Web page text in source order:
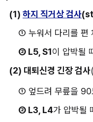
(1) 하지 직거상 검사
① 누워서 다리를 편
② L5, S1이 압박될
(2) 대퇴신경 긴장 검사
① 엎드려 무릎을 90
② L3, L4가 압박될